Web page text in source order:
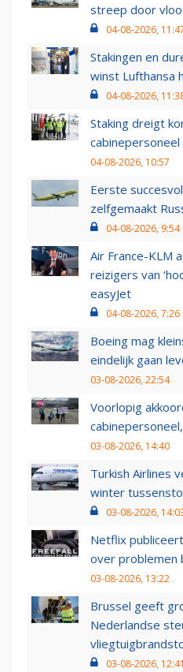
streep door
04-08-2026,
Stakingen en
winst Lufthansa
04-08-2026,
Staking dreigt
cabinepersoneel
04-08-2026, 10:57
Eerste
zelfgemaakt
04-08-2026, 9:54
Air France-KLM
reizigers van
easyJet
04-08-2026, 7:26
Boeing mag
eindelijk gaan
03-08-2026, 22:54
Voorlopig
03-08-2026, 14:40
Turkish Airlines
winter
03-08-2026,
Netflix
over problemen
03-08-2026, 13:22
Brussel geeft
Nederlandse
03-08-2026, 12:41